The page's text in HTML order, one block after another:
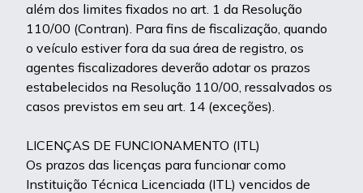
além dos limites fixados no art. 1 da Resolução
110/00 (Contran). Para fins de fiscalização, quando
o veículo estiver fora da sua área de registro, os
agentes fiscalizadores deverão adotar os prazos
estabelecidos na Resolução 110/00, ressalvados os
casos previstos em seu art. 14 (exceções).
LICENÇAS DE FUNCIONAMENTO (ITL)
Os prazos das licenças para funcionar como
Instituição Técnica Licenciada (ITL) vencidos de